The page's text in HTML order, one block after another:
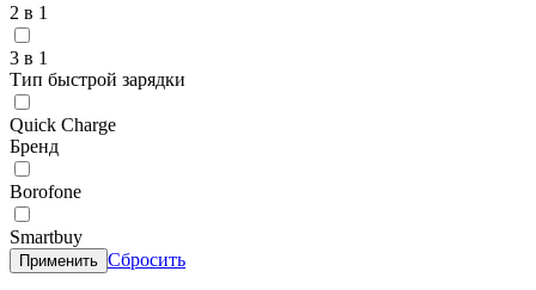
2 в 1
3 в 1
Тип быстрой зарядки
Quick Charge
Бренд
Borofone
Smartbuy
Применить Сбросить